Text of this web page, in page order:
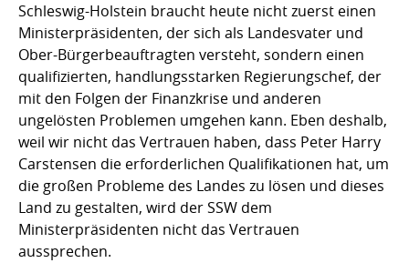
Schleswig-Holstein braucht heute nicht zuerst einen
Ministerpräsidenten, der sich als Landesvater und
Ober-Bürgerbeauftragten versteht, sondern einen
qualifizierten, handlungsstarken Regierungschef, der
mit den Folgen der Finanzkrise und anderen
ungelösten Problemen umgehen kann. Eben deshalb,
weil wir nicht das Vertrauen haben, dass Peter Harry
Carstensen die erforderlichen Qualifikationen hat, um
die großen Probleme des Landes zu lösen und dieses
Land zu gestalten, wird der SSW dem
Ministerpräsidenten nicht das Vertrauen
aussprechen.